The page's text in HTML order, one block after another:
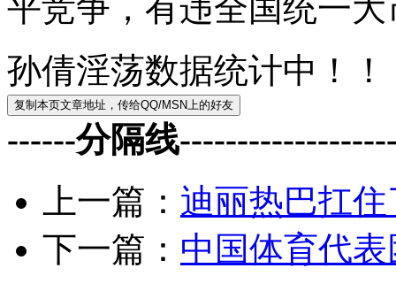
平竞争，有违全国统一
孙倩淫荡数据统计中！！
------分隔线
上一篇： 迪丽热巴扛
下一篇： 中国体育代